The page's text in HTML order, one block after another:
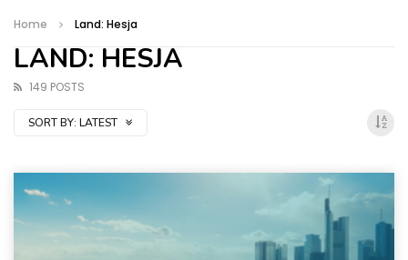
Home Land: Hesja
LAND: HESJA
149 POSTS
SORT BY: LATEST